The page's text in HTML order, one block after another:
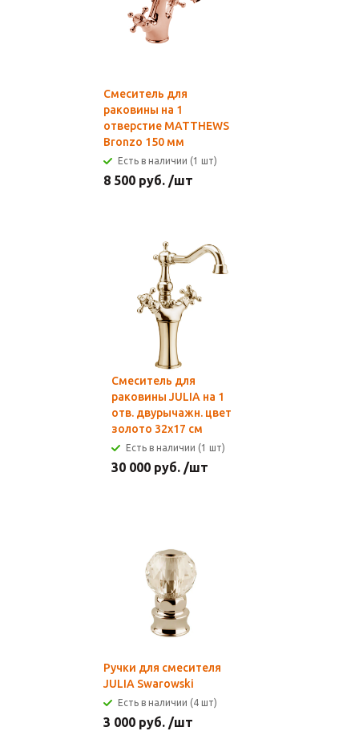
Смеситель для
раковины на 1
отверстие MATTHEWS
Bronzo 150 мм
Есть в наличии (1 шт)
8 500 руб. /шт
Смеситель для
раковины JULIA на 1
отв. двурычажн. цвет
золото 32х17 см
Есть в наличии (1 шт)
30 000 руб. /шт
Ручки для смесителя
JULIA Swarowski
Есть в наличии (4 шт)
3 000 руб. /шт